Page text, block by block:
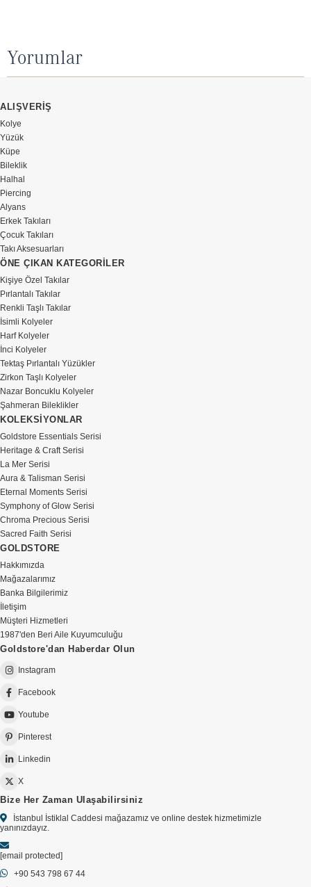
Yorumlar
ALIŞVERİŞ
Kolye
Yüzük
Küpe
Bileklik
Halhal
Piercing
Alyans
Erkek Takıları
Çocuk Takıları
Takı Aksesuarları
ÖNE ÇIKAN KATEGORİLER
Kişiye Özel Takılar
Pırlantalı Takılar
Renkli Taşlı Takılar
İsimli Kolyeler
Harf Kolyeler
İnci Kolyeler
Tektaş Pırlantalı Yüzükler
Zirkon Taşlı Kolyeler
Nazar Boncuklu Kolyeler
Şahmeran Bileklikler
KOLEKSİYONLAR
Goldstore Essentials Serisi
Heritage & Craft Serisi
La Mer Serisi
Aura & Talisman Serisi
Eternal Moments Serisi
Symphony of Glow Serisi
Chroma Precious Serisi
Sacred Faith Serisi
GOLDSTORE
Hakkımızda
Mağazalarımız
Banka Bilgilerimiz
İletişim
Müşteri Hizmetleri
1987'den Beri Aile Kuyumculuğu
Goldstore'dan Haberdar Olun
Instagram
Facebook
Youtube
Pinterest
Linkedin
X
Bize Her Zaman Ulaşabilirsiniz
İstanbul İstiklal Caddesi mağazamız ve online destek hizmetimizle
yanınızdayız.
[email protected]
+90 543 798 67 44